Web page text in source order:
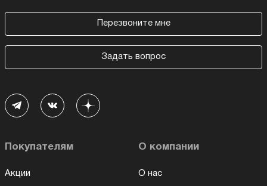
Перезвоните мне
Задать вопрос
Покупателям
Акции
О компании
О нас